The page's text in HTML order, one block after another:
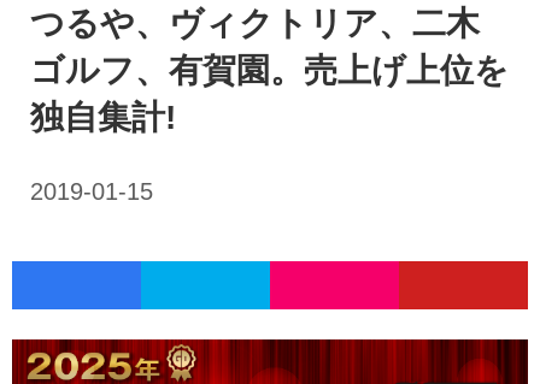
つるや、ヴィクトリア、二木
ゴルフ、有賀園。売上げ上位を
独自集計!